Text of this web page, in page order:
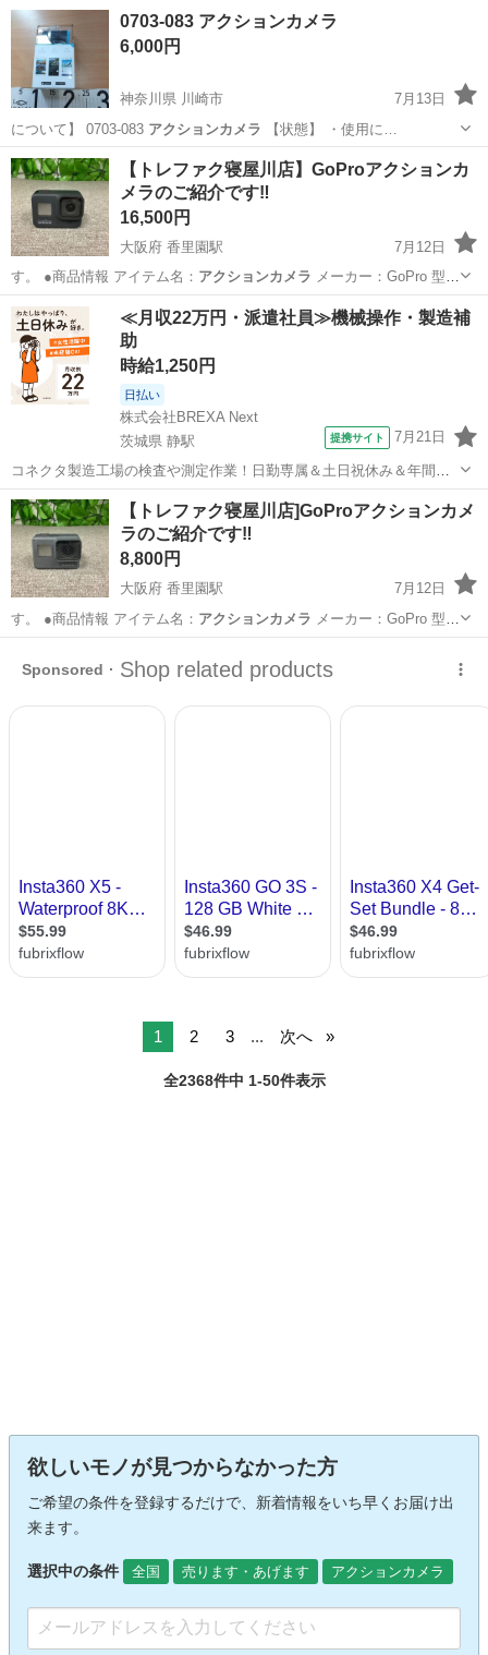
宮城 仙台市 カメラ
0703-083 アクションカメラ
6,000円
神奈川県 川崎市
7月13日
について】 0703-083 アクションカメラ 【状態】 ・使用に…
神奈川 川崎市 ビデオカメラ、ムービーカメラ
アクションカメラ
【トレファク寝屋川店】GoProアクションカ
メラのご紹介です‼︎
16,500円
大阪府 香里園駅
7月12日
す。 ●商品情報 アイテム名： アクションカメラ メーカー：GoPro 型
番：S…
大阪 寝屋川市 香里園駅 カメラ GoPro
≪月収22万円・派遣社員≫機械操作・製造補
助
時給1,250円
日払い
株式会社BREXA Next
茨城県 静駅
提携サイト 7月21日
コネクタ製造工場の検査や測定作業！日勤専属＆土日祝休み＆年間休
日128日★クリーンルーム内作業★マイカー通勤OK＆無料駐車場あり
★就業先食堂利用可！日払い制度あり！《茨城県常陸大宮市》 人気の
工場のお仕事 ◇コネクタ製造工...
茨城 常陸大宮市 静駅 その他
【トレファク寝屋川店]GoProアクションカメ
ラのご紹介です‼︎
8,800円
大阪府 香里園駅
7月12日
す。 ●商品情報 アイテム名： アクションカメラ メーカー：GoPro 型
番：H…
1 2 3 ... 次へ
全2368件中 1-50件表示
欲しいモノが見つからなかった方
ご希望の条件を登録するだけで、新着情報をいち早くお届け出
来ます。
選択中の条件 全国 売ります・あげます アクションカメラ